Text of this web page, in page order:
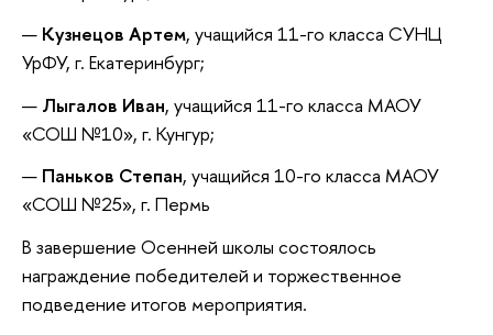
Кузнецов Артем, учащийся 11-го класса СУНЦ
УрФУ, г. Екатеринбург;
Лыгалов Иван, учащийся 11-го класса МАОУ
«СОШ №10», г. Кунгур;
Паньков Степан, учащийся 10-го класса МАОУ
«СОШ №25», г. Пермь
В завершение Осенней школы состоялось
награждение победителей и торжественное
подведение итогов мероприятия.